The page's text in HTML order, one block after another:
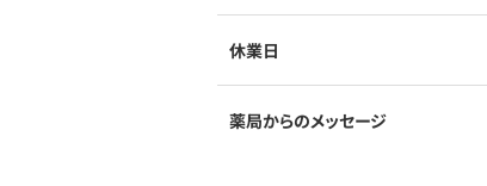
休業日
薬局からのメッセージ